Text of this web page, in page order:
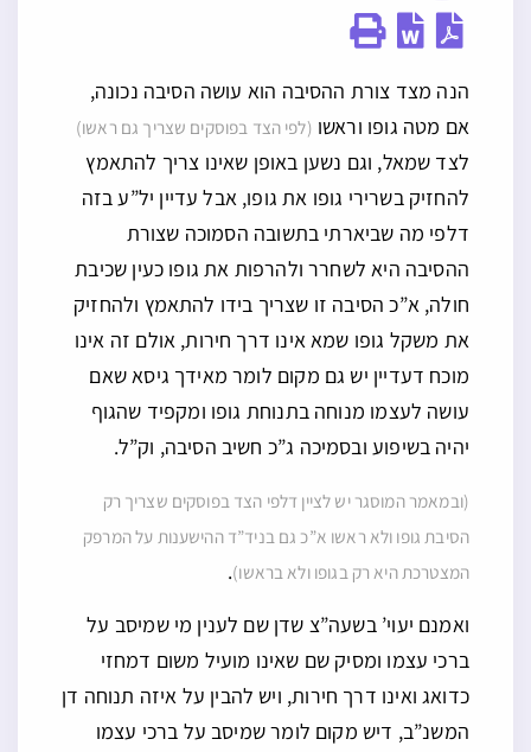
הנה מצד צורת ההסיבה הוא עושה הסיבה נכונה,
אם מטה גופו וראשו (לפי הצד בפוסקים שצריך גם ראשו)
לצד שמאל, וגם נשען באופן שאינו צריך להתאמץ
להחזיק בשרירי גופו את גופו, אבל עדיין יל”ע בזה
דלפי מה שביארתי בתשובה הסמוכה שצורת
ההסיבה היא לשחרר ולהרפות את גופו כעין שכיבת
חולה, א”כ הסיבה זו שצריך בידו להתאמץ ולהחזיק
את משקל גופו שמא אינו דרך חירות, אולם זה אינו
מוכח דעדיין יש גם מקום לומר מאידך גיסא שאם
עושה לעצמו מנוחה בתנוחת גופו ומקפיד שהגוף
יהיה בשיפוע ובסמיכה ג”כ חשיב הסיבה, וק”ל.
(ובמאמר המוסגר יש לציין דלפי הצד בפוסקים שצריך רק
הסיבת גופו ולא ראשו א”כ גם בניד”ד ההישענות על המרפק
המצטרכת היא רק בגופו ולא בראשו).
ואמנם יעוי’ בשעה”צ שדן שם לענין מי שמיסב על
ברכי עצמו ומסיק שם שאינו מועיל משום דמחזי
כדואג ואינו דרך חירות, ויש להבין על איזה תנוחה דן
המשנ”ב, דיש מקום לומר שמיסב על ברכי עצמו